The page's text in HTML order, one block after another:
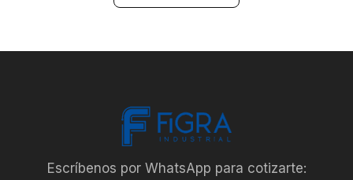
Escríbenos por WhatsApp para cotizarte: